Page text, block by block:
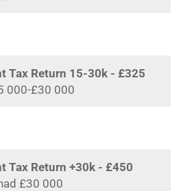
Tax Return 15-30k - £325
000-£30 000
Tax Return +30k - £450
£30 000